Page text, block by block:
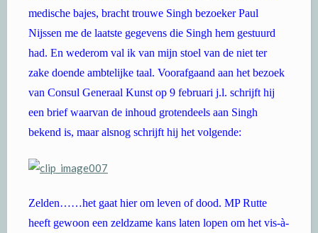
medische bajes, bracht trouwe Singh bezoeker Paul
Nijssen me de laatste gegevens die Singh hem gestuurd
had. En wederom val ik van mijn stoel van de niet ter
zake doende ambtelijke taal. Voorafgaand aan het bezoek
van Consul Generaal Kunst op 9 februari j.l. schrijft hij
een brief waarvan de inhoud grotendeels aan Singh
bekend is, maar alsnog schrijft hij het volgende:
Zelden……het gaat hier om leven of dood. MP Rutte
heeft gewoon een zeldzame kans laten lopen om het vis-à-